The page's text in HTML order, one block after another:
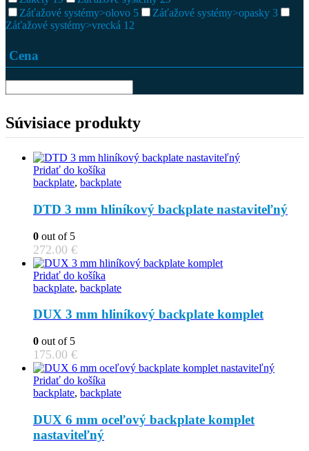
Záťažové systémy>olovo 5 Záťažové systémy>opasky 3
Záťažové systémy>vrecká 12
Cena
Súvisiace produkty
Pridať do košíka
backplate, backplate
DTD 3 mm hliníkový backplate nastaviteľný
0 out of 5
272.00 €
Pridať do košíka
backplate, backplate
DUX 3 mm hliníkový backplate komplet
0 out of 5
175.00 €
Pridať do košíka
backplate, backplate
DUX 6 mm oceľový backplate komplet
nastaviteľný